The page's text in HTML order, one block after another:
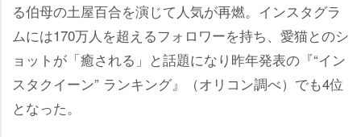
る伯母の土屋百合を演じて人気が再燃。インスタグラ
ムには170万人を超えるフォロワーを持ち、愛猫とのシ
ョットが「癒される」と話題になり昨年発表の『“イン
スタクイーン” ランキング』（オリコン調べ）でも4位
となった。